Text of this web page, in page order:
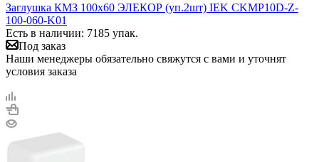
Заглушка КМЗ 100х60 ЭЛЕКОР (уп.2шт) IEK CKMP10D-Z-
100-060-K01
Есть в наличии: 7185 упак.
Под заказ
Наши менеджеры обязательно свяжутся с вами и уточнят
условия заказа